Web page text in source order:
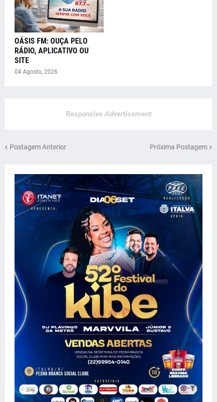
OÁSIS FM: OUÇA PELO
RÁDIO, APLICATIVO OU
SITE
04 Agosto, 2026
Responsive Advertisement
Postagem Anterior Próxima Postagem